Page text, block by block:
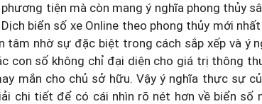
tiện mà còn mang ý nghĩa phong thủy
Dịch biển số xe Online theo phong thủy mới
tâm nhờ sự đặc biệt trong cách sắp xếp và ý
con số không chỉ đại diện cho giá trị thông
mắn cho chủ sở hữu. Vậy ý nghĩa thực sự
chi tiết để có cái nhìn rõ nét hơn về biển số